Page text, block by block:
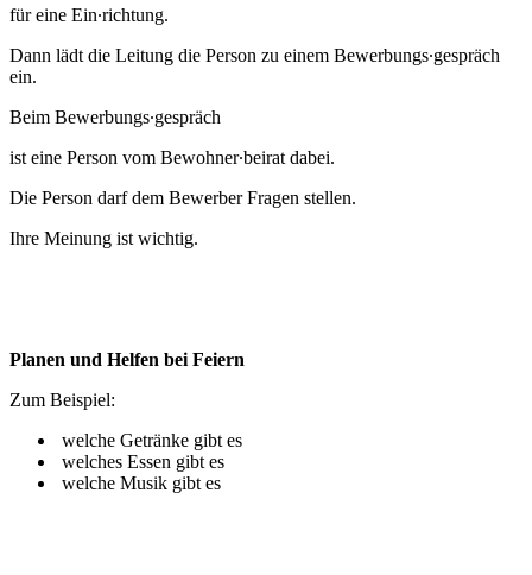
für eine Ein∙richtung.
Dann lädt die Leitung die Person zu einem Bewerbungs∙gespräch
ein.
Beim Bewerbungs∙gespräch
ist eine Person vom Bewohner∙beirat dabei.
Die Person darf dem Bewerber Fragen stellen.
Ihre Meinung ist wichtig.
Planen und Helfen bei Feiern
Zum Beispiel:
welche Getränke gibt es
welches Essen gibt es
welche Musik gibt es